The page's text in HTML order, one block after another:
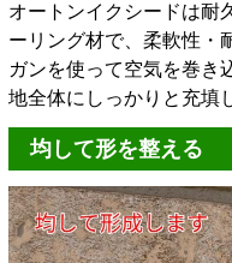
オートンイクシードは耐
ーリング材で、柔軟性・
ガンを使って空気を巻き
地全体にしっかりと充填
均して形を整える